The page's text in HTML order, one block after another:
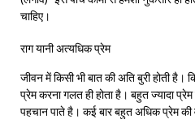
चाहिए।
राग यानी अत्यधिक प्रेम
जीवन में किसी भी बात की अति बुरी होती है।
प्रेम करना गलत ही होता है। बहुत ज्यादा
पहचान पाते है। कई बार बहुत अधिक प्रेम